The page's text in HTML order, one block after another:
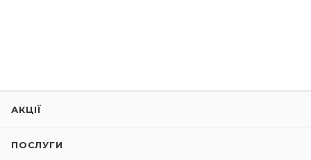
АКЦІЇ
ПОСЛУГИ